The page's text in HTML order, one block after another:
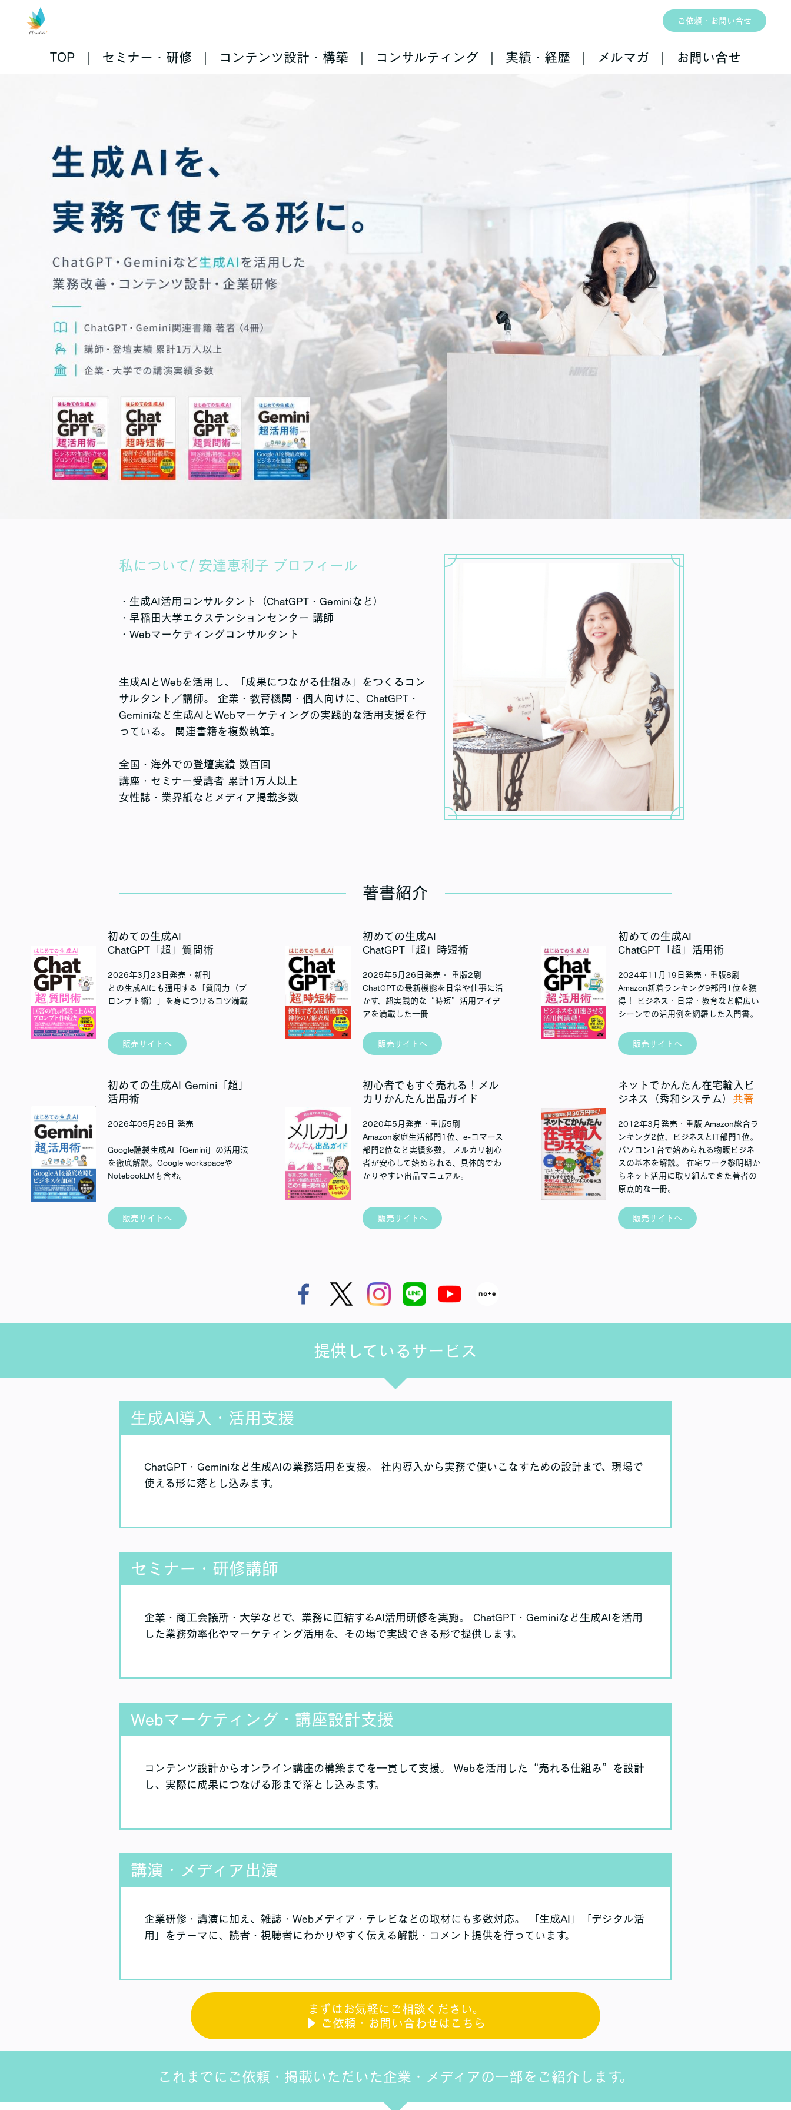
ご依頼・お問い合せ
TOP セミナー・研修 コンテンツ設計・構築 コンサルティング 実績・経歴 メルマガ お問い合せ
私について/ 安達恵利子 プロフィール
・生成AI活用コンサルタント（ChatGPT・Geminiなど）
・早稲田大学エクステンションセンター 講師
・Webマーケティングコンサルタント
生成AIとWebを活用し、「成果につながる仕組み」をつくるコン
サルタント／講師。 企業・教育機関・個人向けに、ChatGPT・
Geminiなど生成AIとWebマーケティングの実践的な活用支援を行
っている。 関連書籍を複数執筆。
全国・海外での登壇実績 数百回
講座・セミナー受講者 累計1万人以上
女性誌・業界紙などメディア掲載多数
著書紹介
初めての生成AI
ChatGPT「超」質問術
2026年3月23日発売・新刊
どの生成AIにも通用する「質問力（プ
ロンプト術）」を身につけるコツ満載
販売サイトへ
初めての生成AI
ChatGPT「超」時短術
2025年5月26日発売・ 重版2刷
ChatGPTの最新機能を日常や仕事に活
かす、超実践的な“時短”活用アイデ
アを満載した一冊
販売サイトへ
初めての生成AI
ChatGPT「超」活用術
2024年11月19日発売・重版8刷
Amazon新着ランキング9部門1位を獲
得！ ビジネス・日常・教育など幅広い
シーンでの活用例を網羅した入門書。
販売サイトへ
初めての生成AI Gemini「超」
活用術
2026年05月26日 発売
Google謹製生成AI「Gemini」の活用法
を徹底解説。Google workspaceや
NotebookLMも含む。
販売サイトへ
初心者でもすぐ売れる！メル
カリかんたん出品ガイド
2020年5月発売・重版5刷
Amazon家庭生活部門1位、e-コマース
部門2位など実績多数。 メルカリ初心
者が安心して始められる、具体的でわ
かりやすい出品マニュアル。
販売サイトへ
ネットでかんたん在宅輸入ビ
ジネス（秀和システム） 共著
2012年3月発売・重版 Amazon総合ラ
ンキング2位、ビジネスとIT部門1位。
パソコン1台で始められる物販ビジネ
スの基本を解説。 在宅ワーク黎明期か
らネット活用に取り組んできた著者の
原点的な一冊。
販売サイトへ
提供しているサービス
生成AI導入・活用支援
ChatGPT・Geminiなど生成AIの業務活用を支援。 社内導入から実務で使いこなすための設計まで、現場で
使える形に落とし込みます。
セミナー・研修講師
企業・商工会議所・大学などで、業務に直結するAI活用研修を実施。 ChatGPT・Geminiなど生成AIを活用
した業務効率化やマーケティング活用を、その場で実践できる形で提供します。
Webマーケティング・講座設計支援
コンテンツ設計からオンライン講座の構築までを一貫して支援。 Webを活用した“売れる仕組み”を設計
し、実際に成果につなげる形まで落とし込みます。
講演・メディア出演
企業研修・講演に加え、雑誌・Webメディア・テレビなどの取材にも多数対応。 「生成AI」「デジタル活
用」をテーマに、読者・視聴者にわかりやすく伝える解説・コメント提供を行っています。
まずはお気軽にご相談ください。
▶ ご依頼・お問い合わせはこちら
これまでにご依頼・掲載いただいた企業・メディアの一部をご紹介します。